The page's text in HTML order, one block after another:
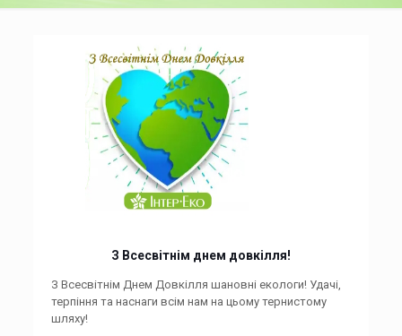
З Всесвітнім днем довкілля!
З Всесвітнім Днем Довкілля шановні екологи! Удачі,
терпіння та наснаги всім нам на цьому тернистому
шляху!